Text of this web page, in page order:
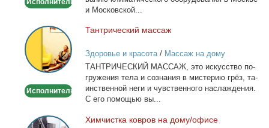
и Мос­ков­ской...
Тантрический
массаж
Исполнитель
Тан­три­че­ский мас­саж
Здоровье и красота/ Массаж на дому
ТАНТРИЧЕСКИЙ МАССАЖ, это ис­кус­ство по­
гру­же­ния те­ла и со­зна­ния в ми­сте­рию грёз, та­
ин­ствен­ной неги и чув­ствен­но­го на­сла­жде­ния.
С его по­мо­щью вы...
Химчистка
Хим­чист­ка ков­ров на до­му/офи­се